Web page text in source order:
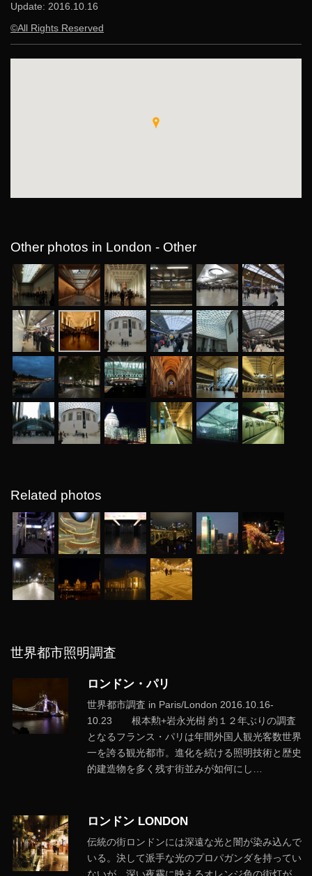
Update: 2016.10.16
©All Rights Reserved
Other photos in London - Other
Related photos
世界都市照明調査
ロンドン・パリ
世界都市調査 in Paris/London 2016.10.16-
10.23 根本勲+岩永光樹 約１２年ぶりの調査
となるフランス・パリは年間外国人観光客数世界
一を誇る観光都市。進化を続ける照明技術と歴史
的建造物を多く残す街並みが如何にし…
ロンドン LONDON
伝統の街ロンドンには深遠な光と闇が染み込んで
いる。決して派手な光のプロパガンダを持ってい